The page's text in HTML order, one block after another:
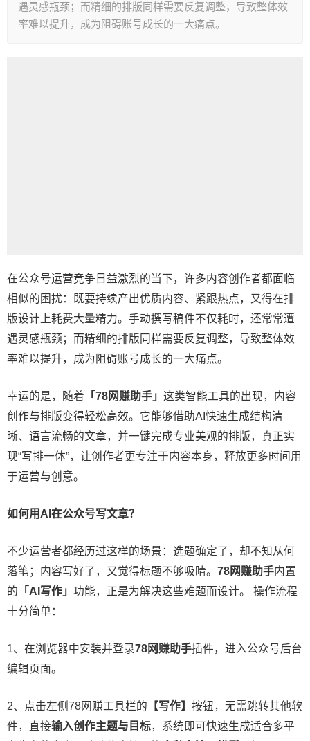
遇灵感瓶颈；而精细的排版同样需要反复调整，导致整体效
率难以提升，成为阻碍账号成长的一大痛点。
在公众号运营竞争日益激烈的当下，许多内容创作者都面临
相似的困扰：既要持续产出优质内容、紧跟热点，又得在排
版设计上耗费大量精力。手动撰写稿件不仅耗时，还常常遭
遇灵感瓶颈；而精细的排版同样需要反复调整，导致整体效
率难以提升，成为阻碍账号成长的一大痛点。
幸运的是，随着 「78网赚助手」 这类智能工具的出现，内容
创作与排版变得轻松高效。它能够借助AI快速生成结构清
晰、语言流畅的文章，并一键完成专业美观的排版，真正实
现“写排一体”，让创作者更专注于内容本身，释放更多时间用
于运营与创意。
如何用AI在公众号写文章？​
不少运营者都经历过这样的场景：选题确定了，却不知从何
落笔；内容写好了，又觉得标题不够吸睛。 78网赚助手内置
的 「AI写作」 功能，正是为解决这些难题而设计。 操作流程
十分简单：
1、在浏览器中安装并登录78网赚助手插件，进入公众号后台
编辑页面。
2、点击左侧78网赚工具栏的 【写作】 按钮，无需跳转其他软
件，直接输入创作主题与目标，系统即可快速生成适合多平